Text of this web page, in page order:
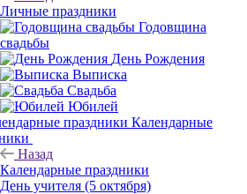
Личные праздники
Годовщина
свадьбы
День Рождения
Выписка
Свадьба
Юбилей
Календарные
Назад
Календарные праздники
День учителя (5 октября)